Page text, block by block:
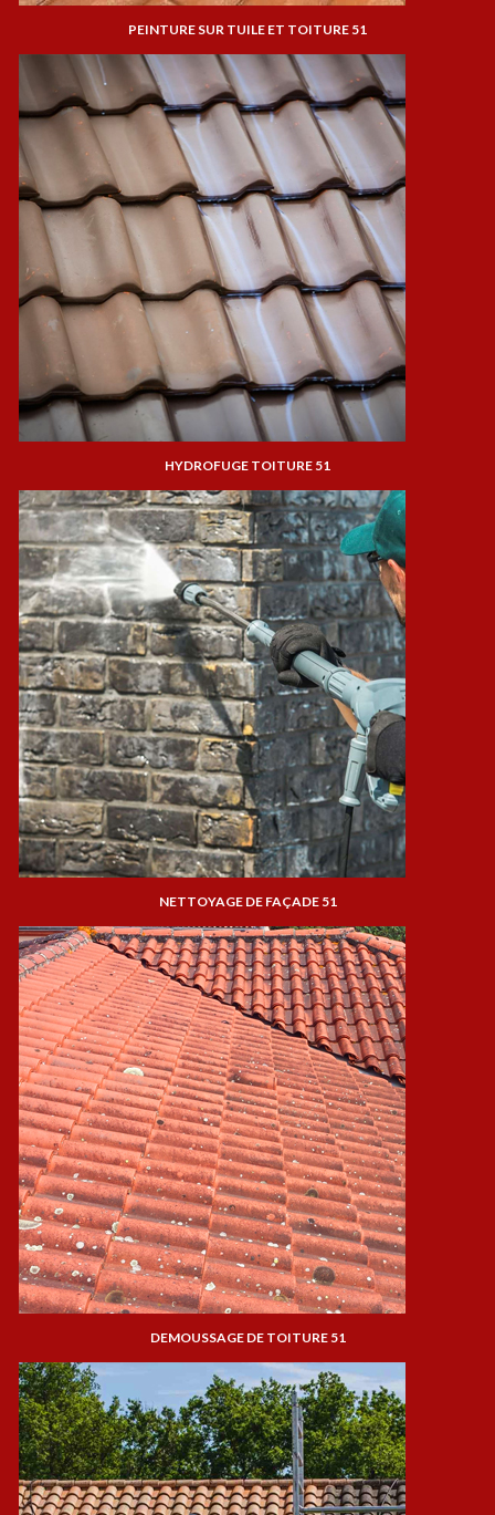
PEINTURE SUR TUILE ET TOITURE 51
HYDROFUGE TOITURE 51
NETTOYAGE DE FAÇADE 51
DEMOUSSAGE DE TOITURE 51